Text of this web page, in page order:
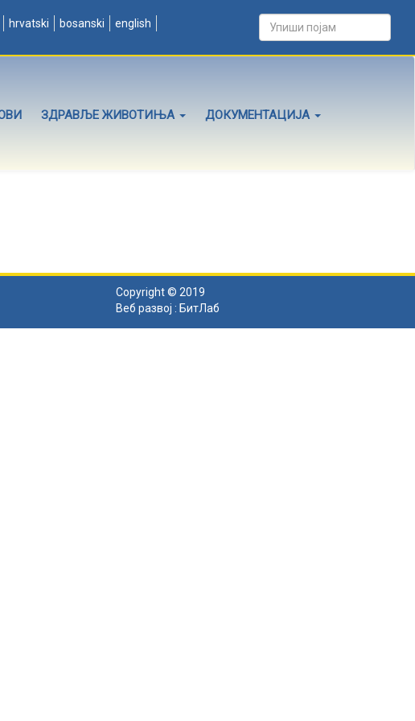
hrvatski bosanski english
ЗДРАВЉЕ ЖИВОТИЊА ДОКУМЕНТАЦИЈА
Copyright © 2019
Веб развој : БитЛаб